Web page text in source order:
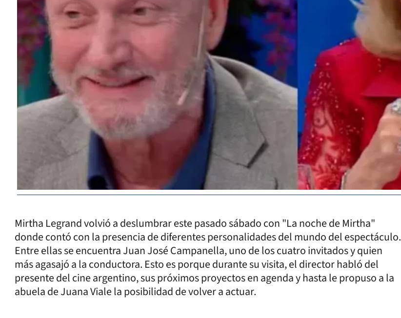
Mirtha Legrand volvió a deslumbrar este pasado sábado con "La noche de Mirtha"
donde contó con la presencia de diferentes personalidades del mundo del espectáculo.
Entre ellas se encuentra Juan José Campanella, uno de los cuatro invitados y quien
más agasajó a la conductora. Esto es porque durante su visita, el director habló del
presente del cine argentino, sus próximos proyectos en agenda y hasta le propuso a la
abuela de Juana Viale la posibilidad de volver a actuar.